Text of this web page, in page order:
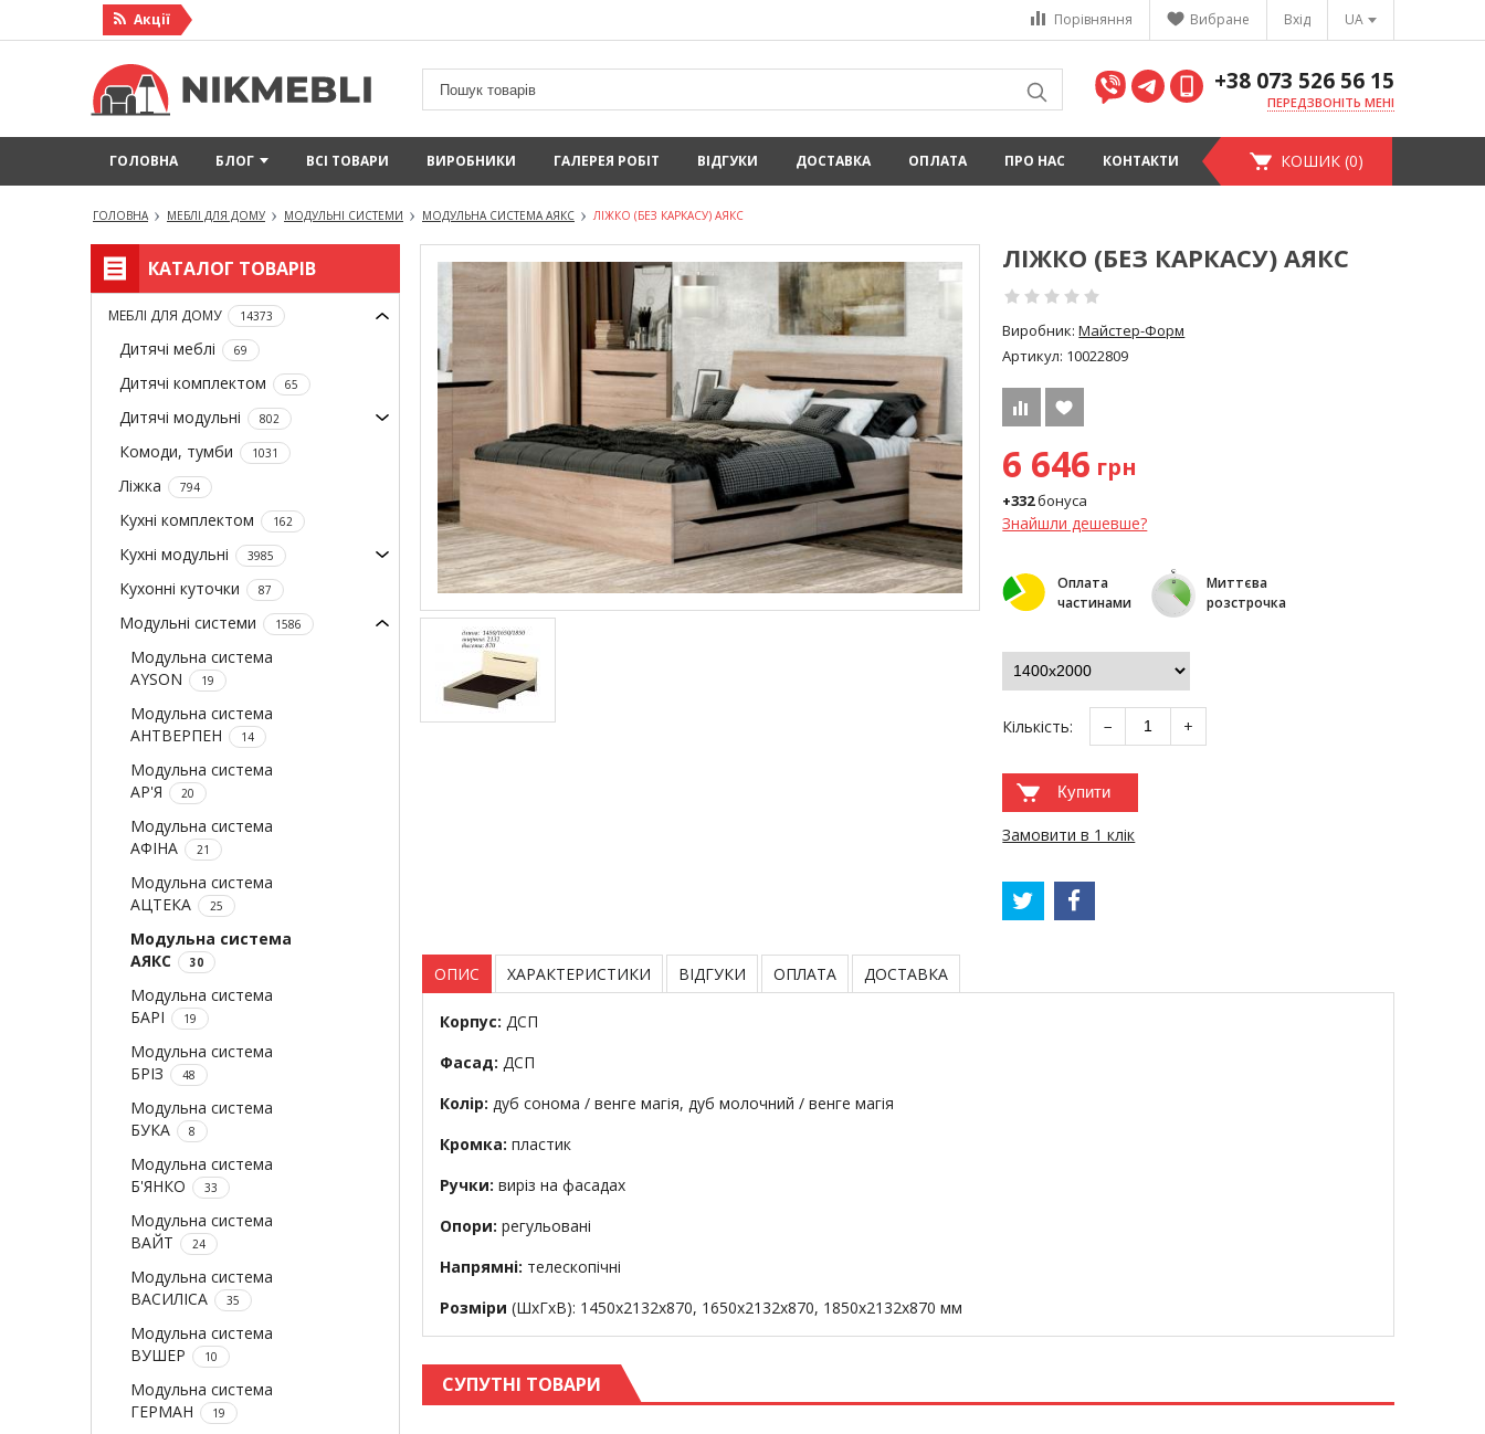
Акцiї UA
Вхід
Вибране
Порівняння
+38 073 526 56 15
ПЕРЕДЗВОНІТЬ МЕНІ
ГОЛОВНА БЛОГ ВСІ ТОВАРИ ВИРОБНИКИ ГАЛЕРЕЯ РОБІТ ВІДГУКИ ДОСТАВКА ОПЛАТА ПРО НАС КОНТАКТИ КОШИК (0)
ГОЛОВНА МЕБЛІ ДЛЯ ДОМУ МОДУЛЬНІ СИСТЕМИ МОДУЛЬНА СИСТЕМА АЯКС ЛІЖКО (БЕЗ КАРКАСУ) АЯКС
КАТАЛОГ ТОВАРІВ
МЕБЛІ ДЛЯ ДОМУ 14373
Дитячі меблі 69
Дитячі комплектом 65
Дитячі модульні 802
Комоди, тумби 1031
Ліжка 794
Кухні комплектом 162
Кухні модульні 3985
Кухонні куточки 87
Модульні системи 1586
Модульна система
AYSON
19
Модульна система
АНТВЕРПЕН
14
Модульна система
АР'Я
20
Модульна система
АФІНА
21
Модульна система
АЦТЕКА
25
Модульна система
АЯКС
30
Модульна система
БАРІ
19
Модульна система
БРІЗ
48
Модульна система
БУКА
8
Модульна система
Б'ЯНКО
33
Модульна система
ВАЙТ
24
Модульна система
ВАСИЛІСА
35
Модульна система
ВУШЕР
10
Модульна система
ГЕРМАН
19
ЛІЖКО (БЕЗ КАРКАСУ) АЯКС
Виробник:Майстер-Форм
Артикул: 10022809
6 646 грн
+332бонуса
Знайшли дешевше?
Оплата
частинами
Миттєва
розстрочка
Кількість: − +
Купити
Замовити в 1 клік
ОПИС ХАРАКТЕРИСТИКИ ВІДГУКИ ОПЛАТА ДОСТАВКА
Корпус: ДСП
Фасад: ДСП
Колір: дуб сонома / венге магія, дуб молочний / венге магія
Кромка: пластик
Ручки: виріз на фасадах
Опори: регульовані
Напрямні: телескопічні
Розміри (ШхГхВ): 1450х2132х870, 1650х2132х870, 1850х2132х870 мм
СУПУТНІ ТОВАРИ